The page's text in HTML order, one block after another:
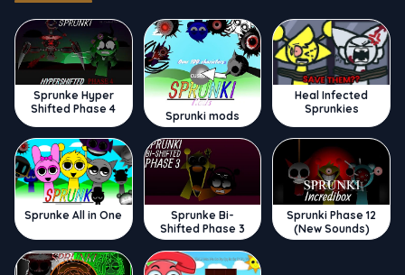
Sprunke Hyper
Shifted Phase 4
Sprunki mods
Heal Infected
Sprunkies
Sprunke All in One
Sprunke Bi-
Shifted Phase 3
Sprunki Phase 12
(New Sounds)